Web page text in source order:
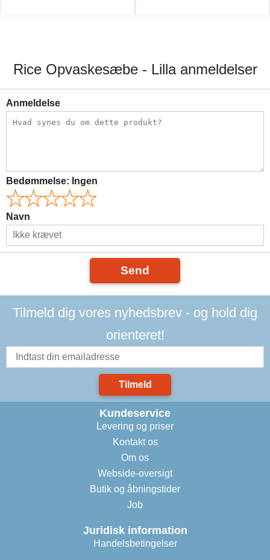
Rice Opvaskesæbe - Lilla anmeldelser
Anmeldelse
Bedømmelse: Ingen
Navn
Send
Tilmeld dig vores nyhedsbrev - og hold dig
orienteret!
Tilmeld
Kundeservice
Levering og priser
Kontakt os
Om os
Webside-oversigt
Butik og åbningstider
Job
Juridisk information
Handelsbetingelser